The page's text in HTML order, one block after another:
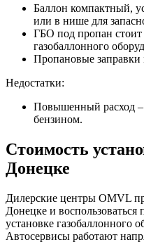
Баллон компактный,
или в нише для
ГБО под пропан стоит
газобаллонного
Пропановые заправки
Недостатки:
Повышенный расход
бензином.
Стоимость
Донецке
Дилерские центры OMVL
Донецке и
установке газобаллонного
Автосервисы работают